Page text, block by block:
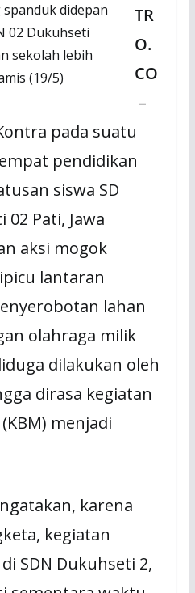
didepan
02 Dukuhseti
sekolah lebih
(19/5)
TR
O.
CO
–
pada suatu
pendidikan
siswa SD
Pati, Jawa
aksi mogok
lantaran
lahan
olahraga milik
dilakukan oleh
dirasa kegiatan
menjadi
karena
kegiatan
SDN Dukuhseti 2,